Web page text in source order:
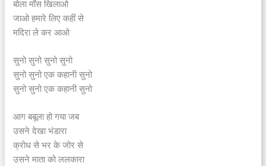
बोला माँस खिलाओ
जाओ हमारे लिए कहीं से
मदिरा ले कर आओ
सुनो सुनो सुनो सुनो
सुनो सुनो एक कहानी सुनो
सुनो सुनो एक कहानी सुनो
आग बबूला हो गया जब
उसने देखा भंडारा
क्रोध से भर के जोर से
उसने माता को ललकारा